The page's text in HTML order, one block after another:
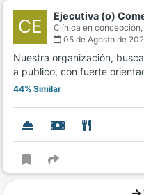
CE Ejecutiva (o)
Clínica en concepción,
05 de Agosto de
Nuestra organización,
a publico, con fuerte
44% Similar